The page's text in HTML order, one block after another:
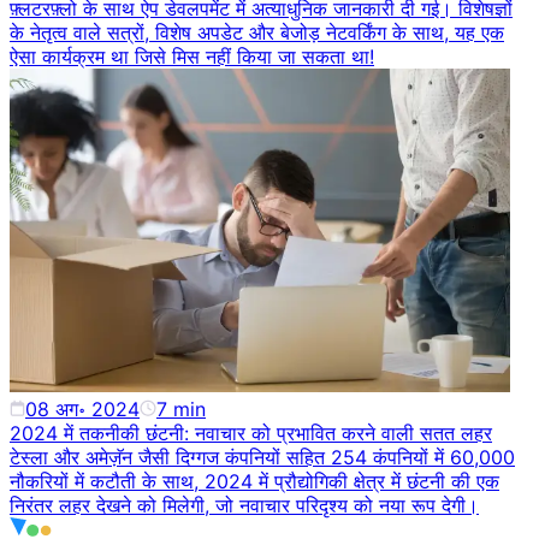
फ़्लटरफ़्लो के साथ ऐप डेवलपमेंट में अत्याधुनिक जानकारी दी गई। विशेषज्ञों
के नेतृत्व वाले सत्रों, विशेष अपडेट और बेजोड़ नेटवर्किंग के साथ, यह एक
ऐसा कार्यक्रम था जिसे मिस नहीं किया जा सकता था!
08 अग॰ 2024 7 min
2024 में तकनीकी छंटनी: नवाचार को प्रभावित करने वाली सतत लहर
टेस्ला और अमेज़ॅन जैसी दिग्गज कंपनियों सहित 254 कंपनियों में 60,000
नौकरियों में कटौती के साथ, 2024 में प्रौद्योगिकी क्षेत्र में छंटनी की एक
निरंतर लहर देखने को मिलेगी, जो नवाचार परिदृश्य को नया रूप देगी।